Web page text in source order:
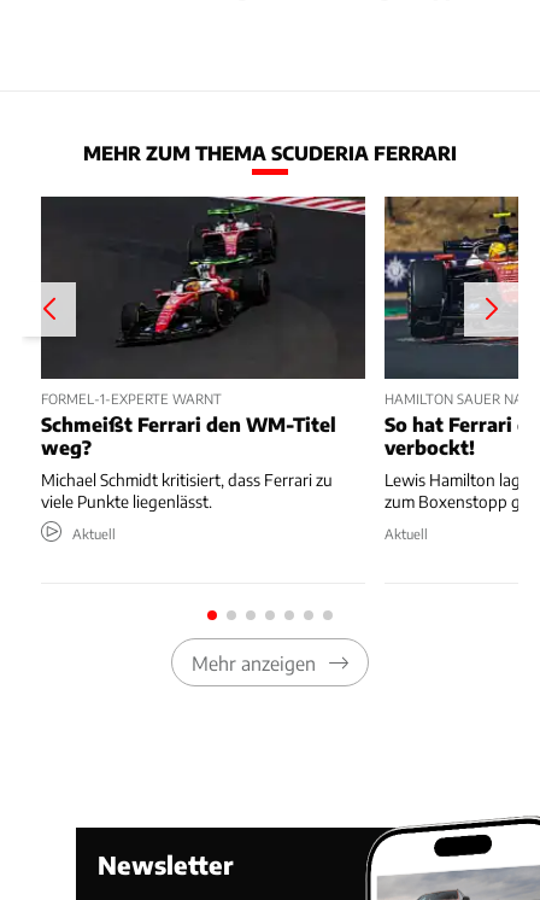
MEHR ZUM THEMA SCUDERIA FERRARI
FORMEL-1-EXPERTE WARNT
Schmeißt Ferrari den WM-Titel
weg?
Michael Schmidt kritisiert, dass Ferrari zu
viele Punkte liegenlässt.
Aktuell
HAMILTON SAUER
So hat Ferrari
verbockt!
Lewis Hamilton lag
zum Boxenstopp
Aktuell
Mehr anzeigen
Newsletter